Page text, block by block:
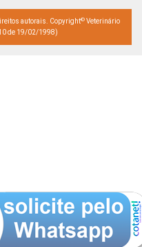
autorais. Copyright© Veterinário
de 19/02/1998)